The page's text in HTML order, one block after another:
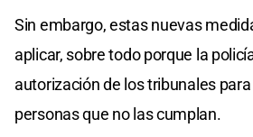
Sin embargo, estas nuevas
aplicar, sobre todo porque la
autorización de los tribunales
personas que no las cumplan.